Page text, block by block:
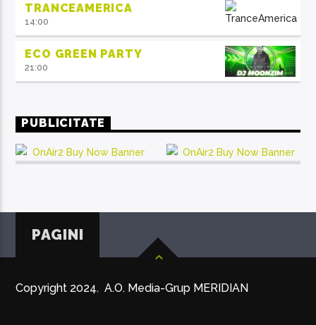
TRANCEAMERICA
14:00
ECO GREEN PARTY
21:00
PUBLICITATE
PAGINI
Copyright 2024. A.O. Media-Grup MERIDIAN